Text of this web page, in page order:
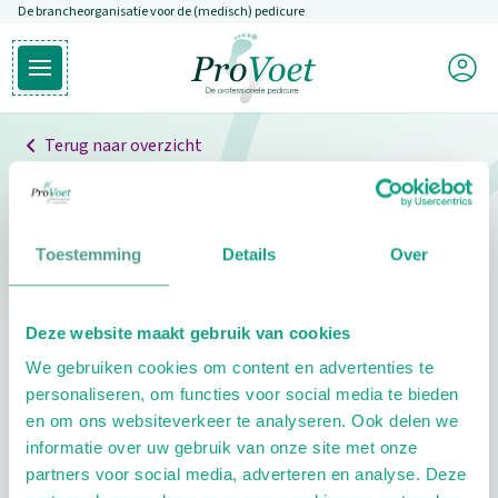
Toestemming Details Over
Deze website maakt gebruik van cookies
We gebruiken cookies om content en advertenties te
personaliseren, om functies voor social media te bieden
en om ons websiteverkeer te analyseren. Ook delen we
informatie over uw gebruik van onze site met onze
partners voor social media, adverteren en analyse. Deze
Overslaan en naar de inhoud gaan
De brancheorganisatie voor de (medisch) pedicure
Open hoofdmenu
Ga naar de homepagina
Mijn
Terug naar overzicht
Professionals
Pedicure niet gevonden
pedicure.